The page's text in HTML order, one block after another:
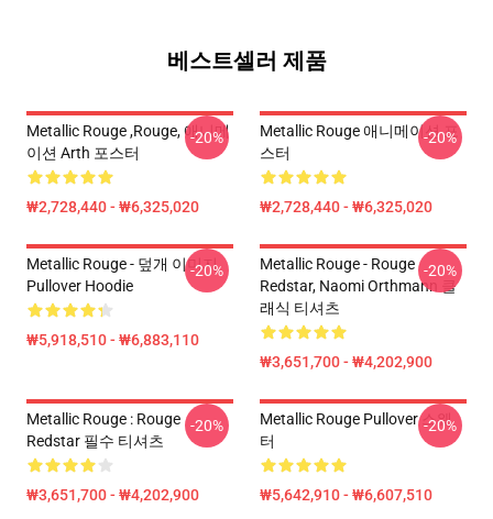
베스트셀러 제품
Metallic Rouge ,rouge, 애니메
이션 Arth 포스터
₩2,728,440 - ₩6,325,020
-20%
Metallic Rouge 애니메이션 포
스터
₩2,728,440 - ₩6,325,020
-20%
Metallic Rouge - 덮개 이미지
Pullover Hoodie
₩5,918,510 - ₩6,883,110
-20%
Metallic Rouge - Rouge
Redstar, Naomi Orthmann 클
래식 티셔츠
₩3,651,700 - ₩4,202,900
-20%
Metallic Rouge : Rouge
Redstar 필수 티셔츠
₩3,651,700 - ₩4,202,900
-20%
Metallic Rouge Pullover 스웨
터
₩5,642,910 - ₩6,607,510
-20%